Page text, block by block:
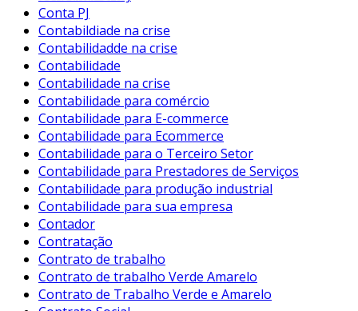
Conta PJ
Contabildiade na crise
Contabilidadde na crise
Contabilidade
Contabilidade na crise
Contabilidade para comércio
Contabilidade para E-commerce
Contabilidade para Ecommerce
Contabilidade para o Terceiro Setor
Contabilidade para Prestadores de Serviços
Contabilidade para produção industrial
Contabilidade para sua empresa
Contador
Contratação
Contrato de trabalho
Contrato de trabalho Verde Amarelo
Contrato de Trabalho Verde e Amarelo